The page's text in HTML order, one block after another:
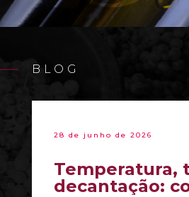
BLOG
28 de junho de 2026
Temperatura,
decantação: